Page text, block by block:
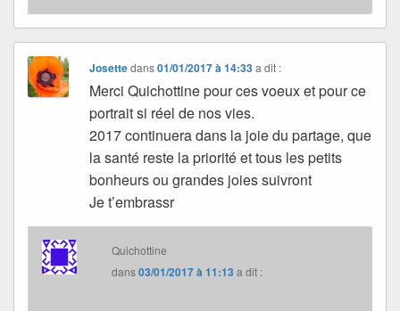
Josettedans01/01/2017 à 14:33 a dit :
Merci Quichottine pour ces voeux et pour ce
portrait si réel de nos vies.
2017 continuera dans la joie du partage, que
la santé reste la priorité et tous les petits
bonheurs ou grandes joies suivront
Je t’embrassr
Quichottine
dans03/01/2017 à 11:13 a dit :